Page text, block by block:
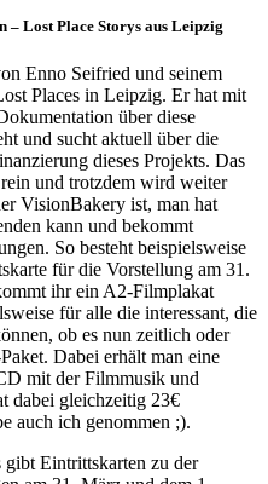
– Lost Place Storys aus Leipzig
Enno Seifried und seinem
Places in Leipzig. Er hat mit
über diese
und sucht aktuell über die
dieses Projekts. Das
und trotzdem wird weiter
VisionBakery ist, man hat
kann und bekommt
So besteht beispielsweise
für die Vorstellung am 31.
ihr ein A2-Filmplakat
für alle die interessant, die
ob es nun zeitlich oder
Dabei erhält man eine
mit der Filmmusik und
dabei gleichzeitig 23€
auch ich genommen ;).
Eintrittskarten zu der